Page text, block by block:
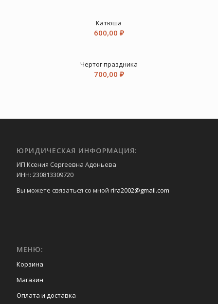
Катюша
600,00 ₽
Чертог праздника
700,00 ₽
ЮРИДИЧЕСКАЯ ИНФОРМАЦИЯ:
ИП Ксения Сергеевна Адоньева
ИНН: 230813309720
Вы можете связаться со мной rira2002@gmail.com
МЕНЮ:
Корзина
Магазин
Оплата и доставка